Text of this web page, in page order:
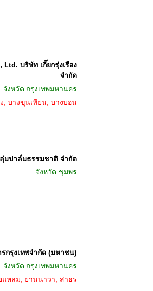
บริษัท เกี๊ยกรุ่งเรือง
จำกัด
จังหวัด กรุงเทพมหานคร
, บางขุนเทียน, บางบอน
มปาล์มธรรมชาติ จำกัด
จังหวัด ชุมพร
กรุงเทพจำกัด (มหาชน)
จังหวัด กรุงเทพมหานคร
แหลม, ยานนาวา, สาธร